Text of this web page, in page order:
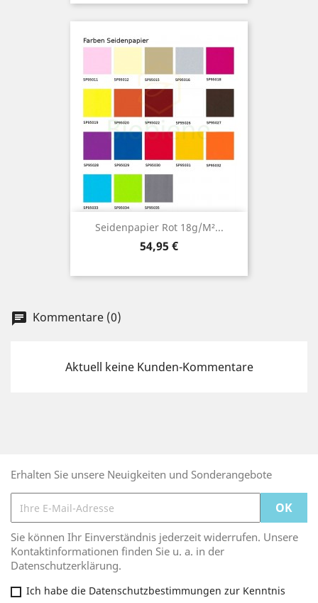
Seidenpapier Rot 18g/m²...
Preis
54,95 €
chat Kommentare (0)
Aktuell keine Kunden-Kommentare
Erhalten Sie unsere Neuigkeiten und Sonderangebote
Sie können Ihr Einverständnis jederzeit widerrufen. Unsere
Kontaktinformationen finden Sie u. a. in der
Datenschutzerklärung.
Ich habe die Datenschutzbestimmungen zur Kenntnis